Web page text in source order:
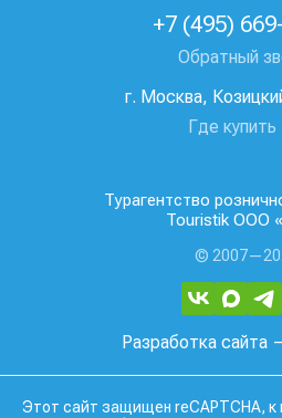
Турагентство
Touristik ООО
©
+7 (495)
Обратный
г. Москва,
Где купить
Разработка сайта—
Этот сайт защищен reCAPTCHA, к